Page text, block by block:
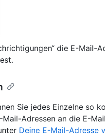
die E-Mail-
Sie jedes Einzelne so
Adressen an die E-
Deine E-Mail-Adresse